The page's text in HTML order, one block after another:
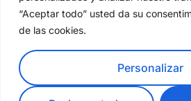
“Aceptar todo” usted da su
de las cookies.
Personalizar
significativa desde sus
1950. Al principio, las
limitadas y […]
© Copyright 2026. Todos los